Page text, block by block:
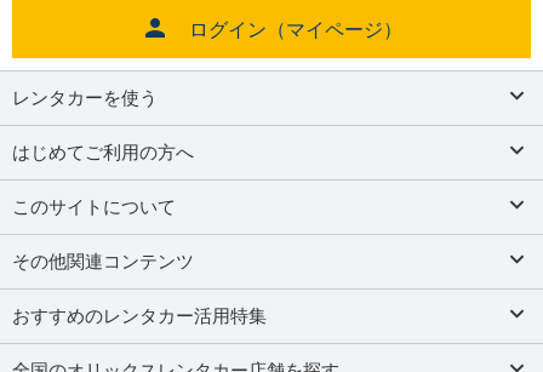
ログイン（マイページ）
レンタカーを使う
はじめてご利用の方へ
このサイトについて
その他関連コンテンツ
おすすめのレンタカー活用特集